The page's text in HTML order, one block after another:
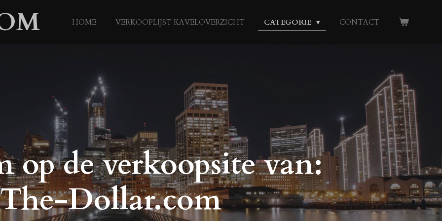
HOME VERKOOPLIJST KAVELOVERZICHT CATEGORIE CONTACT
op de verkoopsite van:
The-Dollar.com